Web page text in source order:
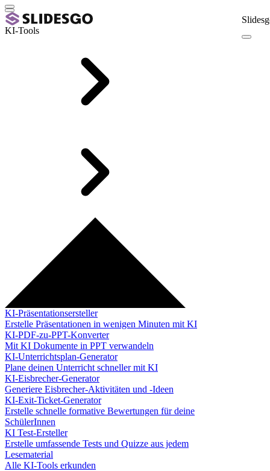
KI-Tools
KI-Präsentationsersteller
Erstelle Präsentationen in wenigen Minuten mit KI
KI-PDF-zu-PPT-Konverter
Mit KI Dokumente in PPT verwandeln
KI-Unterrichtsplan-Generator
Plane deinen Unterricht schneller mit KI
KI-Eisbrecher-Generator
Generiere Eisbrecher-Aktivitäten und -Ideen
KI-Exit-Ticket-Generator
Erstelle schnelle formative Bewertungen für deine
SchülerInnen
KI Test-Ersteller
Erstelle umfassende Tests und Quizze aus jedem
Lesematerial
Alle KI-Tools erkunden